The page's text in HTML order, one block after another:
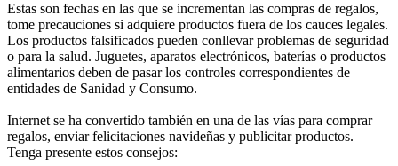
Estas son fechas en las que se incrementan las compras de regalos,
tome precauciones si adquiere productos fuera de los cauces legales.
Los productos falsificados pueden conllevar problemas de seguridad
o para la salud. Juguetes, aparatos electrónicos, baterías o productos
alimentarios deben de pasar los controles correspondientes de
entidades de Sanidad y Consumo.
Internet se ha convertido también en una de las vías para comprar
regalos, enviar felicitaciones navideñas y publicitar productos.
Tenga presente estos consejos: